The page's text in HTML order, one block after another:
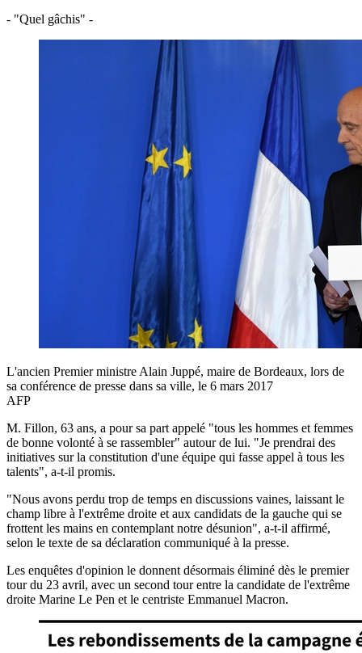
- "Quel gâchis" -
L'ancien Premier ministre Alain Juppé, maire de Bordeaux, lors de
sa conférence de presse dans sa ville, le 6 mars 2017
AFP
M. Fillon, 63 ans, a pour sa part appelé "tous les hommes et femmes
de bonne volonté à se rassembler" autour de lui. "Je prendrai des
initiatives sur la constitution d'une équipe qui fasse appel à tous les
talents", a-t-il promis.
"Nous avons perdu trop de temps en discussions vaines, laissant le
champ libre à l'extrême droite et aux candidats de la gauche qui se
frottent les mains en contemplant notre désunion", a-t-il affirmé,
selon le texte de sa déclaration communiqué à la presse.
Les enquêtes d'opinion le donnent désormais éliminé dès le premier
tour du 23 avril, avec un second tour entre la candidate de l'extrême
droite Marine Le Pen et le centriste Emmanuel Macron.